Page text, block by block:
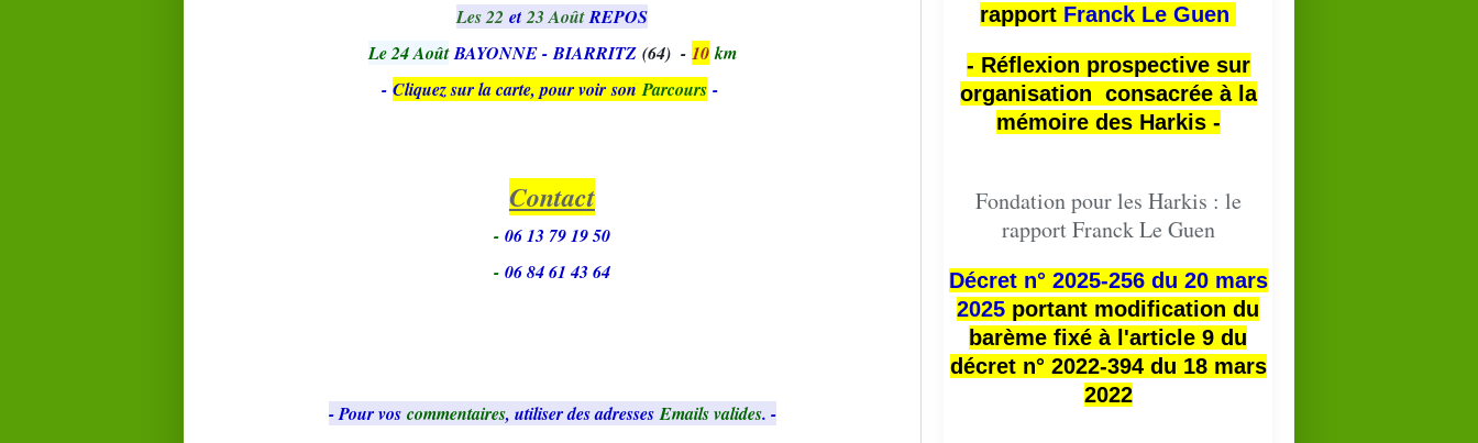
Les 22 et23 AoûtREPOS
Le 24 Août BAYONNE -BIARRITZ (64) - 10 km
- Cliquez sur la carte, pour voir sonParcours-
Contact
- 06 13 79 19 50
- 06 84 61 43 64
- Pour vos commentaires, utiliser des adresses Emails valides. -
rapport Franck Le Guen
- Réflexion prospective sur
organisation consacrée à la
mémoire des Harkis -
Fondation pour les Harkis : le
rapport Franck Le Guen
Décret n° 2025-256 du 20 mars
2025 portant modification du
barème fixé à l'article 9 du
décret n° 2022-394 du 18 mars
2022